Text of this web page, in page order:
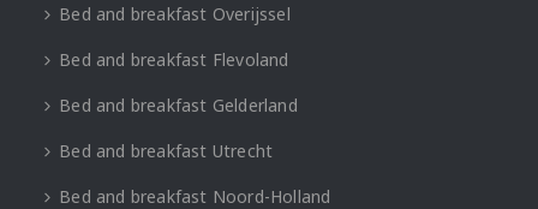
Bed and breakfast Overijssel
Bed and breakfast Flevoland
Bed and breakfast Gelderland
Bed and breakfast Utrecht
Bed and breakfast Noord-Holland